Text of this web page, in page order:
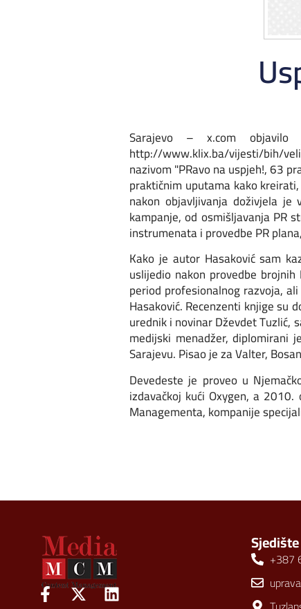
Sarajevo – x.com
http://www.klix.ba/vijesti/bih/
nazivom "PRavo na uspjeh!, 63
praktičnim uputama kako
nakon objavljivanja doživjela je
kampanje, od osmišljavanja PR
instrumenata i provedbe PR
Kako je autor Hasaković sam
uslijedio nakon provedbe
period profesionalnog razvoja,
Hasaković. Recenzenti knjige su
urednik i novinar Dževdet Tuzlić,
medijski menadžer, diplomirani
Sarajevu. Pisao je za Valter,
Devedeste je proveo u
izdavačkoj kući Oxygen, a
Managementa, kompanije
Sjedište
+387